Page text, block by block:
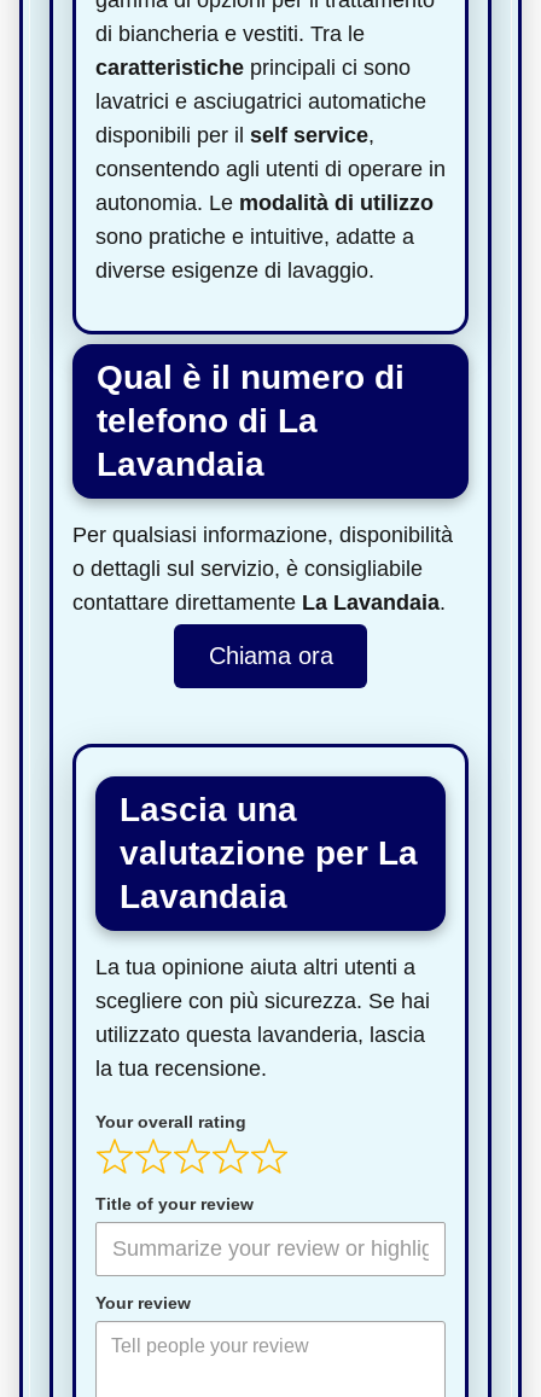
di biancheria e vestiti. Tra le
caratteristiche principali ci sono
lavatrici e asciugatrici automatiche
disponibili per il self service,
consentendo agli utenti di operare in
autonomia. Le modalità di utilizzo
sono pratiche e intuitive, adatte a
diverse esigenze di lavaggio.
Qual è il numero di
telefono di La
Lavandaia
Per qualsiasi informazione, disponibilità
o dettagli sul servizio, è consigliabile
contattare direttamente La Lavandaia.
Chiama ora
Lascia una
valutazione per La
Lavandaia
La tua opinione aiuta altri utenti a
scegliere con più sicurezza. Se hai
utilizzato questa lavanderia, lascia
la tua recensione.
Your overall rating
Title of your review
Your review